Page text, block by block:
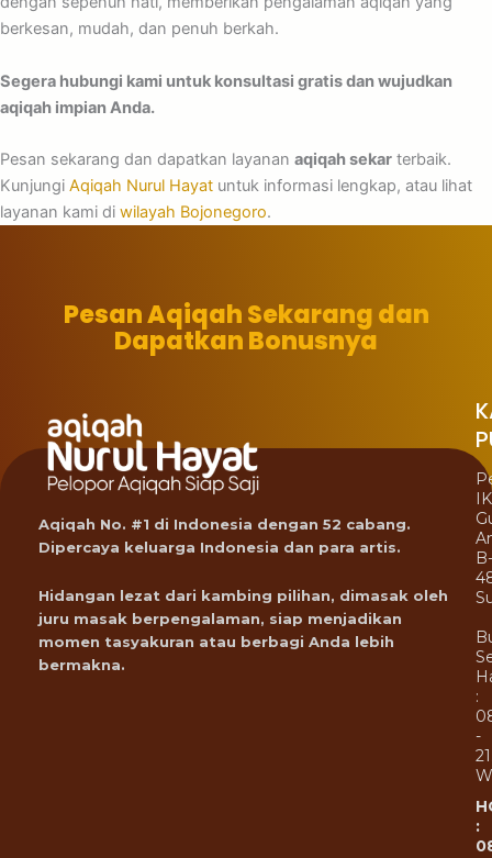
berkesan, mudah, dan penuh berkah.
Segera hubungi kami untuk konsultasi gratis dan wujudkan
aqiqah impian Anda.
Pesan sekarang dan dapatkan layanan aqiqah sekar terbaik.
Kunjungi Aqiqah Nurul Hayat untuk informasi lengkap, atau lihat
layanan kami di wilayah Bojonegoro.
Pesan Aqiqah Sekarang dan
Dapatkan Bonusnya
Aqiqah No. #1 di Indonesia dengan 52 cabang.
Dipercaya keluarga Indonesia dan para artis.
Hidangan lezat dari kambing pilihan, dimasak oleh
juru masak berpengalaman, siap menjadikan
momen tasyakuran atau berbagi Anda lebih
bermakna.
B-
:
-
: